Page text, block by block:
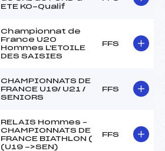
ETE KO-Qualif
Championnat de
France U20
Hommes L'ETOILE
DES SAISIES
FFS
CHAMPIONNATS DE
FRANCE U19/ U21 /
SENIORS
FFS
RELAIS Hommes –
CHAMPIONNATS DE
FRANCE BIATHLON (
(U19 ->SEN)
FFS